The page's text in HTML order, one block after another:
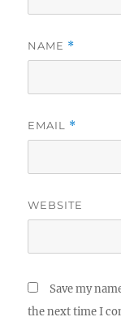
NAME *
EMAIL *
WEBSITE
Save my
the next time I